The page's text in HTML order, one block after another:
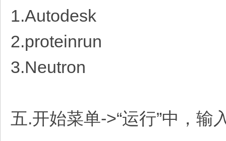
1.Autodesk
2.proteinrun
3.Neutron
五.开始菜单->“运行”中，输